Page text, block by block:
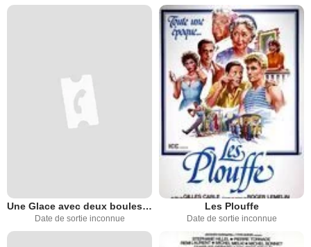
Une Glace avec deux boules ou je le dis à maman
Date de sortie inconnue
Les Plouffe
Date de sortie inconnue